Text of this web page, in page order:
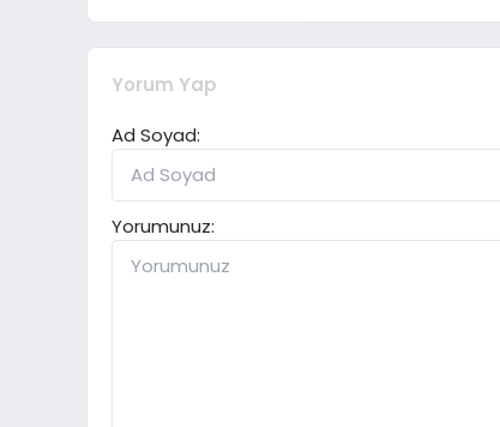
Yorum Yap
Ad Soyad:
Yorumunuz: